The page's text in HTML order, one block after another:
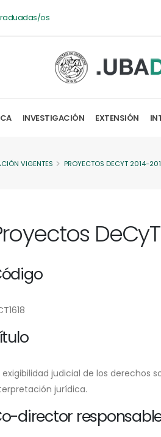
os
INVESTIGACIÓN EXTENSIÓN
VIGENTES PROYECTOS DECYT 2014-
exigibilidad judicial de los derechos
jurídica.
director